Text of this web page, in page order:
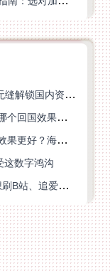
海外党必看：如何选对回国翻墙VPN，无缝解锁国内资源？
ChickCN VPN好用吗？和海牛VPN对比哪个回国效果更好？
ChickCN VPN和当归VPN对比哪个回国效果更好？海外党亲测后选了它
这数字鸿沟
Quickback和巨鲸好用吗？在海外深夜想刷B站、追爱奇艺的你，或许正需要这份答案